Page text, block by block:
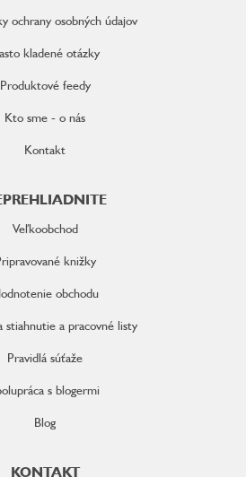
ochrany osobných údajov
kladené otázky
Produktové feedy
Kto sme - o nás
Kontakt
Veľkoobchod
knižky
obchodu
stiahnutie a pracovné listy
Pravidlá súťaže
s blogermi
Blog
KONTAKT